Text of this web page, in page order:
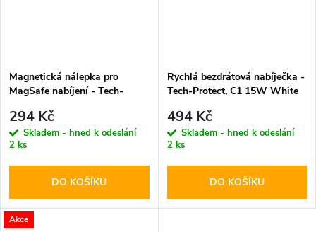
Magnetická nálepka pro
MagSafe nabíjení - Tech-
Ring White
294 Kč
Skladem - hned k odeslání
2 ks
DO KOŠÍKU
Rychlá bezdrátová nabíječka -
Tech-Protect, C1 15W White
494 Kč
Skladem - hned k odeslání
2 ks
DO KOŠÍKU
Akce